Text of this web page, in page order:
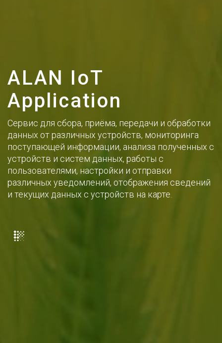
ALAN IoT
Application
Сервис для сбора, приёма, передачи и обработки
данных от различных устройств, мониторинга
поступающей информации, анализа полученных с
устройств и систем данных, работы с
пользователями, настройки и отправки
различных уведомлений, отображения сведений
и текущих данных с устройств на карте.